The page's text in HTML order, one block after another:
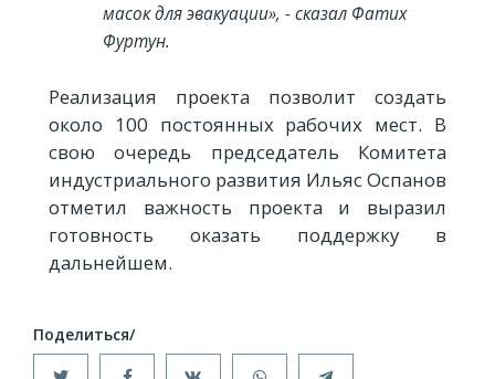
масок для эвакуации», - сказал Фатих
Фуртун.
Реализация проекта позволит создать
около 100 постоянных рабочих мест. В
свою очередь председатель Комитета
индустриального развития Ильяс Оспанов
отметил важность проекта и выразил
готовность оказать поддержку в
дальнейшем.